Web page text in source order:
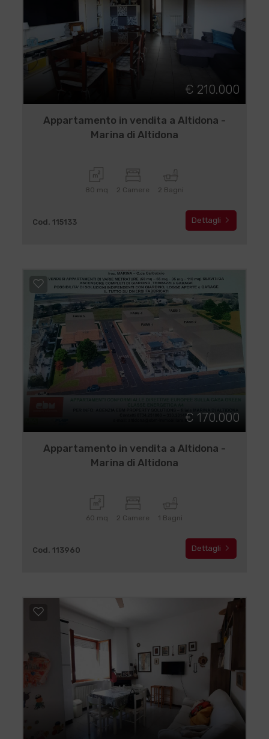
€ 210.000
Appartamento in vendita a Altidona -
Marina di Altidona
80 mq 2 Camere 2 Bagni
Cod. 115133 Dettagli
€ 170.000
Appartamento in vendita a Altidona -
Marina di Altidona
60 mq 2 Camere 1 Bagni
Cod. 113960 Dettagli